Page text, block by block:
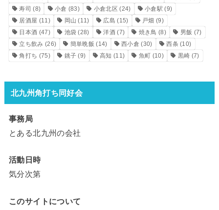
寿司 (8) 小倉 (83) 小倉北区 (24) 小倉駅 (9)
居酒屋 (11) 岡山 (11) 広島 (15) 戸畑 (9)
日本酒 (47) 池袋 (28) 洋酒(7) 焼き鳥 (8) 男飯 (7)
立ち飲み (26) 簡単晩飯 (14) 西小倉 (30) 西条 (10)
角打ち (75) 銚子 (9) 高知 (11) 魚町 (10) 黒崎 (7)
北九州角打ち同好会
事務局
とある北九州の会社
活動日時
気分次第
このサイトについて